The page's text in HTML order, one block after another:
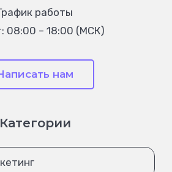
работы
08:00 – 18:00 (МСК)
нам
Категории